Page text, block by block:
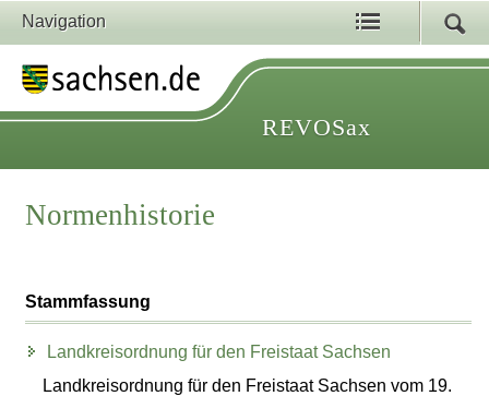
Navigation
REVOSax
Normenhistorie
Stammfassung
Landkreisordnung für den Freistaat Sachsen
Landkreisordnung für den Freistaat Sachsen vom 19.